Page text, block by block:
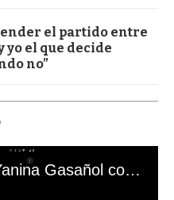
el partido entre
yo el que decide
no”
El mal momento de Yanina Gasañol con un hincha argentino en "Subrayado"